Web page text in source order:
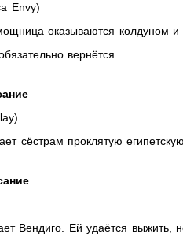
Envy)
оказываются колдуном
вернётся.
сёстрам проклятую
Вендиго. Ей удаётся выжить,